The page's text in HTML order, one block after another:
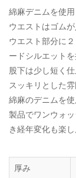
綿麻デニムを使用
ウエストはゴムが
ウエスト部分に
ードシルエットを
股下は少し短く
スッキリとした
綿麻のデニムを
製品でワンウォ
き経年変化も楽
厚み